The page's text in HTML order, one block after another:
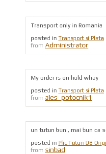
Transport only in Romania
posted in Transport si Plata
from Administrator
My order is on hold whay
posted in Transport si Plata
from ales_potocnik1
un tutun bun , mai bun ca
posted in Plic Tutun DB
from sinbad